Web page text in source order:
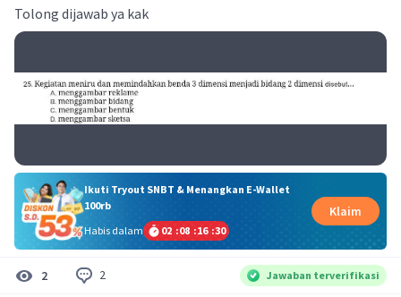
Tolong dijawab ya kak
Ikuti Tryout SNBT & Menangkan E-Wallet
100rb
Habis dalam
02 :08 :16 :30
Klaim
2 2 Jawaban terverifikasi